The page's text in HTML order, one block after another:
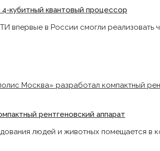
кубитный квантовый процессор⁠⁠
в России смогли реализовать
рентгеновский аппарат
людей и животных помещается в